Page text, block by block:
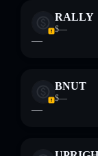
RALLY
$—
—
BNUT
$—
—